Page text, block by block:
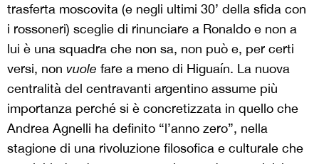
trasferta moscovita (e negli ultimi 30’ della sfida con
i rossoneri) sceglie di rinunciare a Ronaldo e non a
lui è una squadra che non sa, non può e, per certi
versi, non vuole fare a meno di Higuaín. La nuova
centralità del centravanti argentino assume più
importanza perché si è concretizzata in quello che
Andrea Agnelli ha definito “l’anno zero”, nella
stagione di una rivoluzione filosofica e culturale che